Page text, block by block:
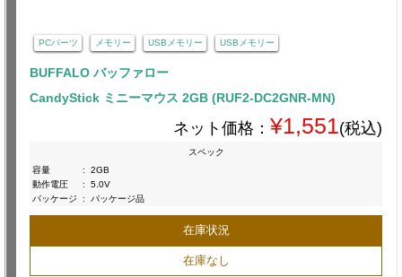
PCパーツ メモリー USBメモリー USBメモリー
BUFFALO バッファロー
CandyStick ミニーマウス 2GB (RUF2-DC2GNR-MN)
ネット価格： ¥1,551(税込)
スペック
容量
:
2GB
動作電圧
:
5.0V
パッケージ
: パッケージ品
在庫状況
在庫なし